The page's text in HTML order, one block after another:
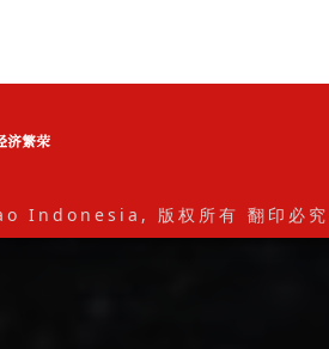
Indonesia, 版权所有 翻印必